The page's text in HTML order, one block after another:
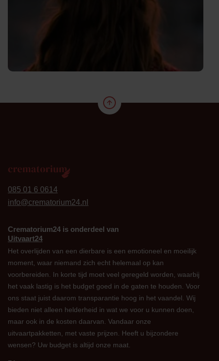
085 01 6 0614
info@crematorium24.nl
Crematorium24 is onderdeel van
Uitvaart24
Het overlijden van een dierbare is een emotioneel en moeilijk
moment, waar niemand zich echt helemaal op kan
voorbereiden. In korte tijd moet veel geregeld worden, waarbij
het vaak lastig is het budget goed in de gaten te houden. Voor
ons staat juist daarom transparantie hoog in het vaandel. Wij
bieden niet alleen helderheid in wat we voor u kunnen doen,
maar ook in de kosten daarvan. Vandaar onze
uitvaartpakketten, met vaste prijzen. Heeft u bijzondere
wensen? Uw budget is altijd onze maat.